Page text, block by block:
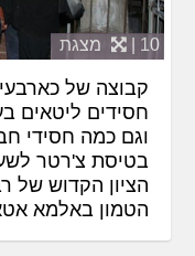
10 | מצגת
קבוצה של
חסידים ליטאים
וגם כמה חסידי
בטיסת צ'רטר
הציון הקדוש של
הטמון באלמא